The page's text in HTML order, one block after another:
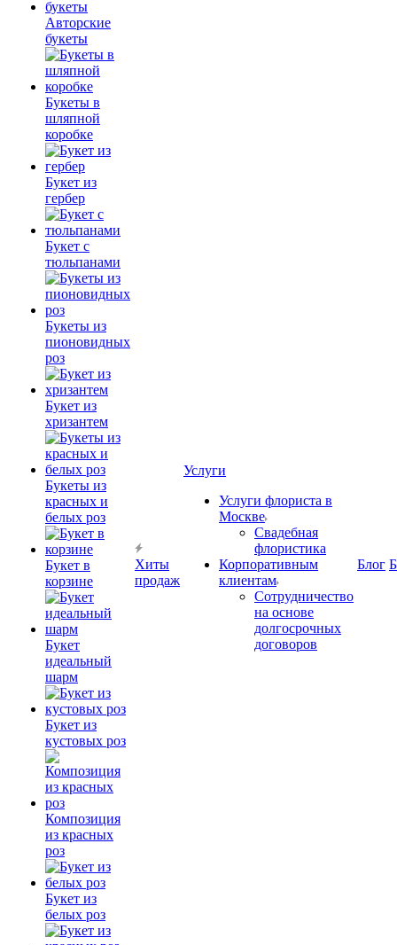
Авторские
букеты
Букеты в
шляпной
коробке
Букет из
гербер
Букет с
тюльпанами
Букеты из
пионовидных
роз
Букет из
хризантем
Букеты из
красных и
белых роз
Букет в
корзине
Букет
идеальный
шарм
Букет из
кустовых роз
Композиция
из красных
роз
Букет из
белых роз
Хиты
продаж
Услуги
Услуги флориста в
Москве
Свадебная
флористика
Корпоративным
клиентам
Сотрудничество
на основе
долгосрочных
договоров
Блог